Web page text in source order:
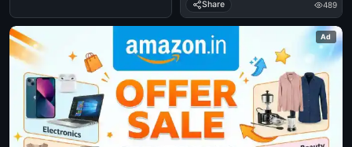
Share 489
Ad